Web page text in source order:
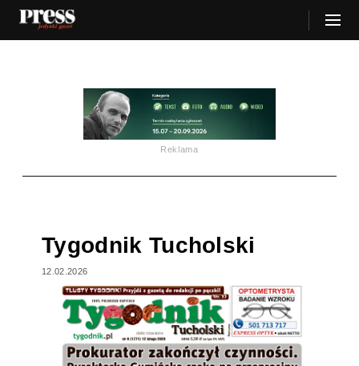
Reklama
Tygodnik Tucholski
12.02.2026